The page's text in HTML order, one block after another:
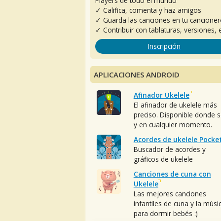
✓ Califica, comenta y haz amigos
✓ Guarda las canciones en tu
✓ Contribuir con tablaturas, versiones,
Inscripción
APLICACIONES ANDROID
Afinador Ukelele
El afinador de ukelele más
preciso. Disponible donde
y en cualquier momento.
Acordes de ukelele
Buscador de acordes y
gráficos de ukelele
Canciones de cuna con
Ukelele
Las mejores canciones
infantiles de cuna y la
para dormir bebés :)